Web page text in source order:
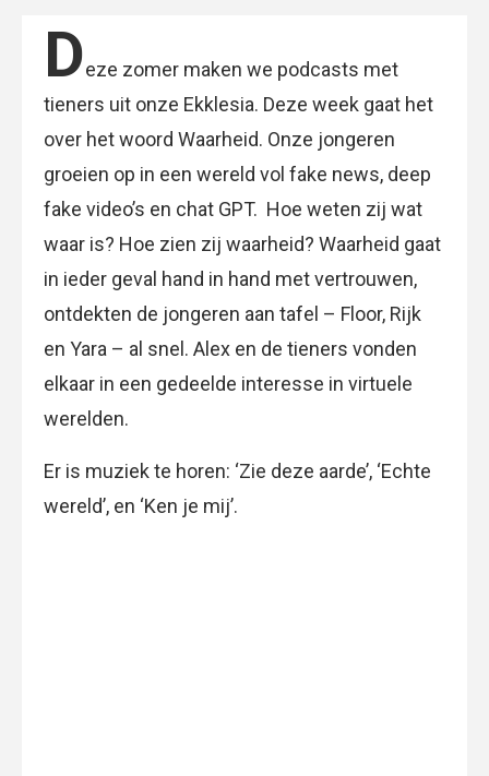
Deze zomer maken we podcasts met
tieners uit onze Ekklesia. Deze week gaat het
over het woord Waarheid. Onze jongeren
groeien op in een wereld vol fake news, deep
fake video’s en chat GPT. Hoe weten zij wat
waar is? Hoe zien zij waarheid? Waarheid gaat
in ieder geval hand in hand met vertrouwen,
ontdekten de jongeren aan tafel – Floor, Rijk
en Yara – al snel. Alex en de tieners vonden
elkaar in een gedeelde interesse in virtuele
werelden.
Er is muziek te horen: ‘Zie deze aarde’, ‘Echte
wereld’, en ‘Ken je mij’.